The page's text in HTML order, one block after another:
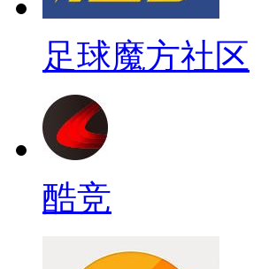
足球魔方社区
酷竞